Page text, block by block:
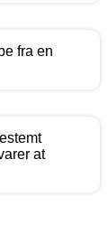
fra en
at